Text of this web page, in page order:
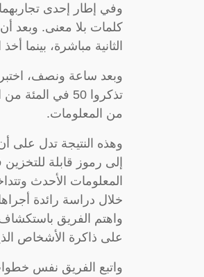
وفي إطار إحدى
كلمات بلا معنى. وبعد
الثانية مباشرة،
وبعد ساعة ونصف،
من المعلومات.
وهذه النتيجة تدل على
إلى رموز قابلة
المعلومات الأحدث
خلال دراسة رائدة
واهتم الفريق
على ذاكرة الأشخاص
واتبع الفريق نفس